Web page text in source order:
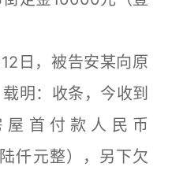
日，被告安某向原
明：收条，今收到
首付款人民币
仟元整），另下欠